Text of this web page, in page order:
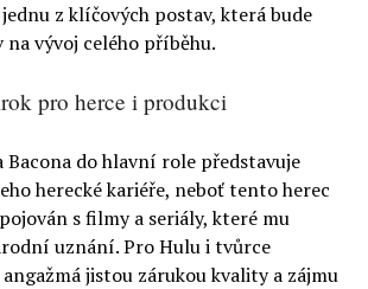
z klíčových postav, která bude
vývoj celého příběhu.
pro herce i produkci
Bacona do hlavní role představuje
herecké kariéře, neboť tento herec
s filmy a seriály, které mu
uznání. Pro Hulu i tvůrce
jistou zárukou kvality a zájmu